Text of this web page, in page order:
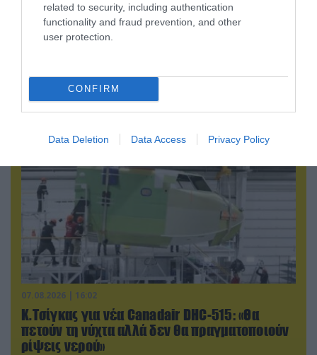
related to security, including authentication
functionality and fraud prevention, and other
user protection.
CONFIRM
Data Deletion Data Access Privacy Policy
07.08.2026 | 02:02
αποσπάσουμε τους Σέρβους από το
στρατόπεδο της Ρωσίας»
07.08.2026 | 16:02
Κ.Τσίγκας για νέα Canadair DHC-515: «Θα
πετούν τη νύχτα αλλά δεν θα πραγματοποιούν
ρίψεις νερού»